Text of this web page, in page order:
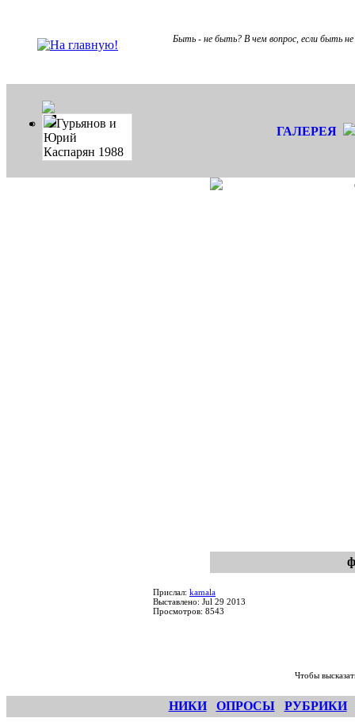
Быть - не быть? В чем вопрос, если быть не
Гурьянов и
Юрий
Каспарян 1988
ГАЛЕРЕЯ
Прислал: kamala
Выставлено: Jul 29 2013
Просмотров: 8543
Чтобы
НИКИ ОПРОСЫ РУБРИКИ